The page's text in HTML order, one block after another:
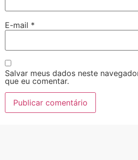
E-mail *
Salvar meus dados neste
que eu comentar.